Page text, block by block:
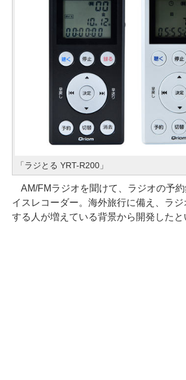
「ラジとる YRT-R200」
AM/FMラジオを聞けて、ラジオの予
イスレコーダー。海外旅行に備え、ラ
する人が増えている背景から開発したと